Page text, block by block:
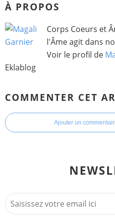
À PROPOS
Corps Coeurs et
l'Âme agit dans
Voir le profil de
Eklablog
COMMENTER CET
Ajouter un